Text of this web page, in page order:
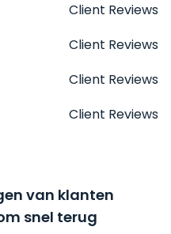
Client Reviews
Client Reviews
Client Reviews
Client Reviews
van klanten
snel terug